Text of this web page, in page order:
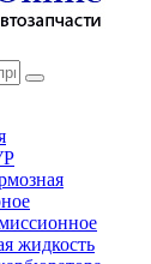
жидкость